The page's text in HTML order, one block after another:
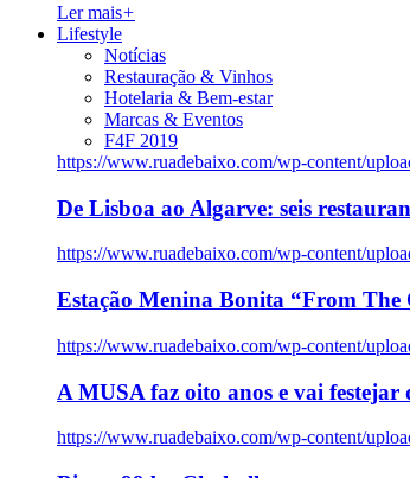
Ler mais+
Lifestyle
Notícias
Restauração & Vinhos
Hotelaria & Bem-estar
Marcas & Eventos
F4F 2019
https://www.ruadebaixo.com/wp-content/
De Lisboa ao Algarve: seis
https://www.ruadebaixo.com/wp-content/
Estação Menina Bonita “From The
https://www.ruadebaixo.com/wp-content/
A MUSA faz oito anos e vai festejar
https://www.ruadebaixo.com/wp-content/